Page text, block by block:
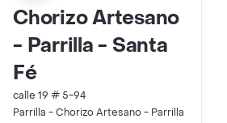
Chorizo Artesano
- Parrilla - Santa
Fé
calle 19 # 5-94
Parrilla - Chorizo Artesano - Parrilla